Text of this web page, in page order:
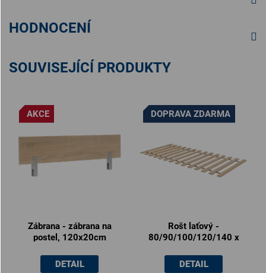
HODNOCENÍ
SOUVISEJÍCÍ PRODUKTY
AKCE
Zábrana - zábrana na
postel, 120x20cm
DETAIL
DOPRAVA ZDARMA
Rošt laťový -
80/90/100/120/140 x
DETAIL